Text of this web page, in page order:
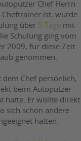
Chef Herrn
Cheftrainer ist, wurde
über 5 Tage mit
Schulung ging vom
2009, für diese Zeit
genommen.
dem Chef persönlich,
beim Autoputzer
hatte. Er wollte direkt
sich schon andere
hatten.